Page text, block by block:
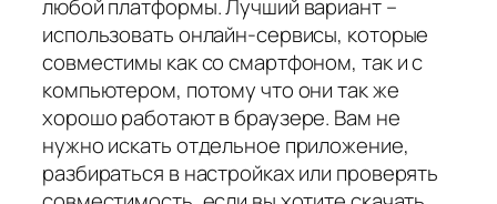
любой платформы. Лучший вариант –
использовать онлайн-сервисы, которые
совместимы как со смартфоном, так и с
компьютером, потому что они так же
хорошо работают в браузере. Вам не
нужно искать отдельное приложение,
разбираться в настройках или проверять